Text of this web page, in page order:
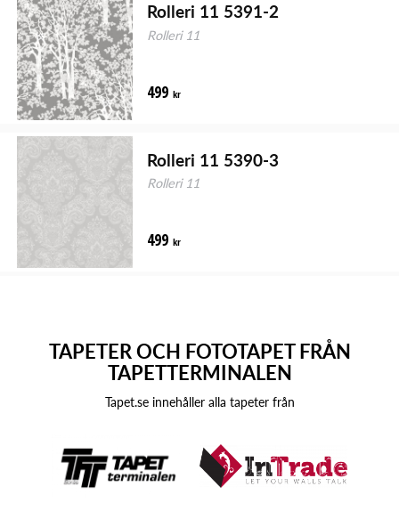
Rolleri 11 5391-2
Rolleri 11
499 kr
Rolleri 11 5390-3
Rolleri 11
499 kr
TAPETER OCH FOTOTAPET FRÅN
TAPETTERMINALEN
Tapet.se innehåller alla tapeter från